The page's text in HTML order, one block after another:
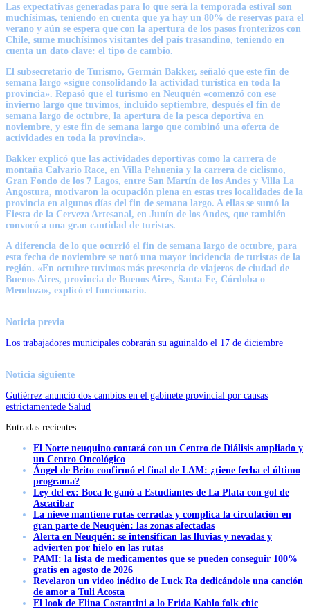
Las expectativas generadas para lo que será la temporada estival son
muchísimas, teniendo en cuenta que ya hay un 80% de reservas para el
verano y aún se espera que con la apertura de los pasos fronterizos con
Chile, sume muchísimos visitantes del país trasandino, teniendo en
cuenta un dato clave: el tipo de cambio.
El subsecretario de Turismo, Germán Bakker, señaló que este fin de
semana largo «sigue consolidando la actividad turística en toda la
provincia». Repasó que el turismo en Neuquén «comenzó con ese
invierno largo que tuvimos, incluido septiembre, después el fin de
semana largo de octubre, la apertura de la pesca deportiva en
noviembre, y este fin de semana largo que combinó una oferta de
actividades en toda la provincia».
Bakker explicó que las actividades deportivas como la carrera de
montaña Calvario Race, en Villa Pehuenia y la carrera de ciclismo,
Gran Fondo de los 7 Lagos, entre San Martín de los Andes y Villa La
Angostura, motivaron la ocupación plena en estas tres localidades de la
provincia en algunos días del fin de semana largo. A ellas se sumó la
Fiesta de la Cerveza Artesanal, en Junín de los Andes, que también
convocó a una gran cantidad de turistas.
A diferencia de lo que ocurrió el fin de semana largo de octubre, para
esta fecha de noviembre se notó una mayor incidencia de turistas de la
región. «En octubre tuvimos más presencia de viajeros de ciudad de
Buenos Aires, provincia de Buenos Aires, Santa Fe, Córdoba o
Mendoza», explicó el funcionario.
Noticia previa
Los trabajadores municipales cobrarán su aguinaldo el 17 de diciembre
Noticia siguiente
Gutiérrez anunció dos cambios en el gabinete provincial por causas
estrictamentede Salud
Entradas recientes
El Norte neuquino contará con un Centro de Diálisis ampliado y
un Centro Oncológico
Ángel de Brito confirmó el final de LAM: ¿tiene fecha el último
programa?
Ley del ex: Boca le ganó a Estudiantes de La Plata con gol de
Ascacibar
La nieve mantiene rutas cerradas y complica la circulación en
gran parte de Neuquén: las zonas afectadas
Alerta en Neuquén: se intensifican las lluvias y nevadas y
advierten por hielo en las rutas
PAMI: la lista de medicamentos que se pueden conseguir 100%
gratis en agosto de 2026
Revelaron un video inédito de Luck Ra dedicándole una canción
de amor a Tuli Acosta
El look de Elina Costantini a lo Frida Kahlo folk chic